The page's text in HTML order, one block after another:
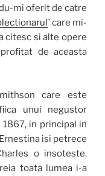
mi oferit de catre
¨ care mi-
citesc si alte opere
de aceasta
care este
unui negustor
in principal in
isi petrece
o insoteste.
toata lumea i-a